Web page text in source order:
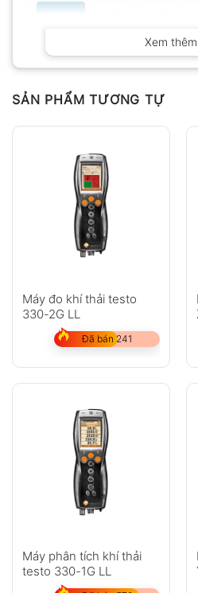
Có ảnh
Chưa có đánh giá nào.
Không có bình luận nào
Xem thêm
SẢN PHẨM TƯƠNG TỰ
Máy đo khí thải testo
330-2G LL
Đã bán 241
Máy phân tích khí thải
testo 330-1G LL